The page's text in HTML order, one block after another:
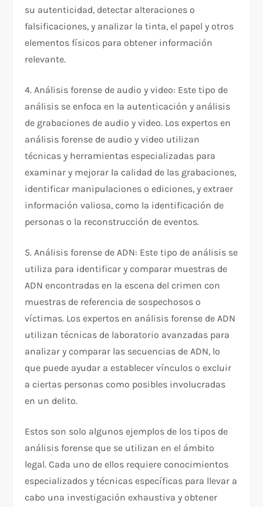
su autenticidad, detectar alteraciones o
falsificaciones, y analizar la tinta, el papel y otros
elementos físicos para obtener información
relevante.
4. Análisis forense de audio y video: Este tipo de
análisis se enfoca en la autenticación y análisis
de grabaciones de audio y video. Los expertos en
análisis forense de audio y video utilizan
técnicas y herramientas especializadas para
examinar y mejorar la calidad de las grabaciones,
identificar manipulaciones o ediciones, y extraer
información valiosa, como la identificación de
personas o la reconstrucción de eventos.
5. Análisis forense de ADN: Este tipo de análisis se
utiliza para identificar y comparar muestras de
ADN encontradas en la escena del crimen con
muestras de referencia de sospechosos o
víctimas. Los expertos en análisis forense de ADN
utilizan técnicas de laboratorio avanzadas para
analizar y comparar las secuencias de ADN, lo
que puede ayudar a establecer vínculos o excluir
a ciertas personas como posibles involucradas
en un delito.
Estos son solo algunos ejemplos de los tipos de
análisis forense que se utilizan en el ámbito
legal. Cada uno de ellos requiere conocimientos
especializados y técnicas específicas para llevar a
cabo una investigación exhaustiva y obtener